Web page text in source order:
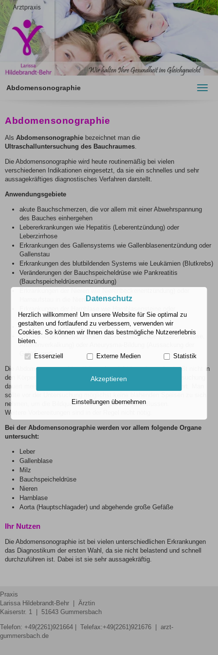
Abdomensonographie
Abdomensonographie
Als Abdomensonographie bezeichnet man die
Ultraschalluntersuchung des Bauchraumes.
Die Abdomensonographie wird heute routinemäßig bei vielen
verschiedenen Indikationen eingesetzt, da sie ein schnelles und sehr
aussagekräftiges diagnostisches Verfahren darstellt.
Anwendungsgebiete
akute Bauchschmerzen, die vor allem mit einer Abwehrspannung
des Bauches einhergehen
Lebererkrankungen wie Hepatitis (Leberentzündung) oder
Leberzirrhose
Erkrankungen des Gallensystems wie Gallenblasenentzündung oder
Gallenstau
Erkrankungen des blutbildenden Systems wie Leukämien (Blutkrebs)
Veränderungen der Bauchspeicheldrüse wie Pankreatitis
(Bauchspeicheldrüsenentzündung)
Harnaufstau in die Nieren
Restharnbildung
Erkrankungen der Geschlechtsorgane
Erkrankungen der Blutgefäße wie Atherosklerose (Arteriosklerose,
Arterienverkalkung) oder Aneurysma-Bildung (Aussackung der
Gefäßwand)
Die Abdomensonographie zählt zu den nicht invasiven, das heißt nicht in
den Körper eindringenden, diagnostischen Verfahren. Die Untersuchung
dauert meist nur wenige Minuten und wird im Liegen durchgeführt. Man
sollte vor der Untersuchung möglichst keine blähenden Speisen zu sich
nehmen, um die Bildqualität nicht negativ zu beeinflussen.
Weitere Vorbereitungen sind in der Regel nicht nötig.
Bei der Abdomensonographie werden vor allem folgende Organe
untersucht:
Leber
Gallenblase
Milz
Bauchspeicheldrüse
Nieren
Harnblase
Aorta (Hauptschlagader) und abgehende große Gefäße
Ihr Nutzen
Die Abdomensonographie ist bei vielen unterschiedlichen Erkrankungen
das Diagnostikum der ersten Wahl, da sie nicht belastend und schnell
durchzuführen ist. Dabei ist sie sehr aussagekräftig.
Praxis
Larissa Hildebrandt-Behr | Ärztin
Kaiserstr. 1 | 51643 Gummersbach
Telefon: +49(2261)921664
| Telefax:+49(2261)921676 | arzt-
gummersbach.de
Datenschutz
Herzlich willkommen! Um unsere Website für Sie optimal zu
gestalten und fortlaufend zu verbessern, verwenden wir
Cookies. So können wir Ihnen das bestmögliche Nutzererlebnis
bieten.
Essenziell Externe Medien Statistik
Akzeptieren
Einstellungen übernehmen